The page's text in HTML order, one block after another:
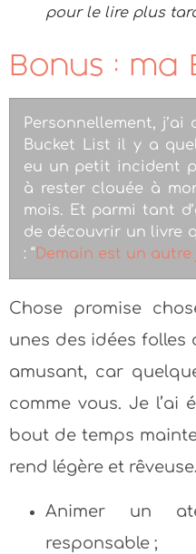
pour le lire plus
Bonus : ma
Personnellement,
Bucket List il y a
eu un petit incident
à rester clouée à
mois. Et parmi tant
de découvrir un livre
: “ Demain est un autre
Chose promise
unes des idées folles
amusant, car
comme vous. Je
bout de temps
rend légère et
Animer un
responsable ;